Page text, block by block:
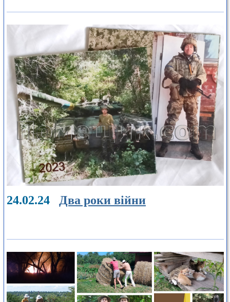
24.02.24 Два роки війни